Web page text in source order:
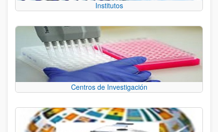
Institutos
Centros de Investigación